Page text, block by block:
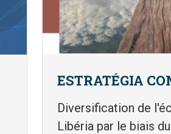
ESTRATÉGIA
Diversification de
Libéria par le biais